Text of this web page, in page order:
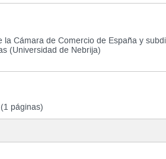
la Cámara de Comercio de España y
(Universidad de Nebrija)
páginas)